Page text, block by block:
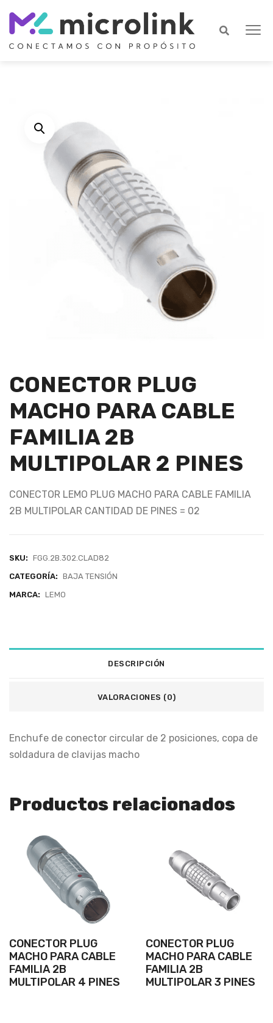
CONECTOR PLUG
MACHO PARA CABLE
FAMILIA 2B
MULTIPOLAR 2 PINES
CONECTOR LEMO PLUG MACHO PARA CABLE FAMILIA
2B MULTIPOLAR CANTIDAD DE PINES = 02
SKU: FGG.2B.302.CLAD82
CATEGORÍA: BAJA TENSIÓN
MARCA: LEMO
DESCRIPCIÓN
VALORACIONES (0)
Enchufe de conector circular de 2 posiciones, copa de
soldadura de clavijas macho
Productos relacionados
CONECTOR PLUG
MACHO PARA CABLE
FAMILIA 2B
MULTIPOLAR 4 PINES
CONECTOR PLUG
MACHO PARA CABLE
FAMILIA 2B
MULTIPOLAR 3 PINES